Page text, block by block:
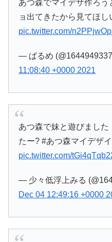
あつ森でマイデザ作ろ
ョ出てきたから見てほし
pic.twitter.com/
— ぱるめ
11:08:40 +0000 2021
あつ森で妹と遊びまし
たー? #あつ森マイデザ
pic.twitter.com/
— 少々低浮上みる
Dec 04 12:49:16 +0000